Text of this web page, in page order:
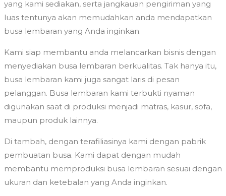
yang kami sediakan, serta jangkauan pengiriman yang
luas tentunya akan memudahkan anda mendapatkan
busa lembaran yang Anda inginkan.
Kami siap membantu anda melancarkan bisnis dengan
menyediakan busa lembaran berkualitas. Tak hanya itu,
busa lembaran kami juga sangat laris di pesan
pelanggan. Busa lembaran kami terbukti nyaman
digunakan saat di produksi menjadi matras, kasur, sofa,
maupun produk lainnya.
Di tambah, dengan terafiliasinya kami dengan pabrik
pembuatan busa. Kami dapat dengan mudah
membantu memproduksi busa lembaran sesuai dengan
ukuran dan ketebalan yang Anda inginkan.